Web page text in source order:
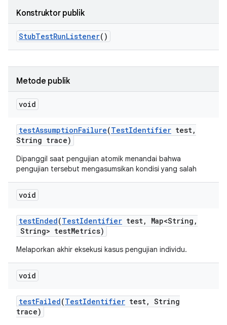
Konstruktor publik
StubTestRunListener()
Metode publik
void
testAssumptionFailure(TestIdentifier test,
String trace)
Dipanggil saat pengujian atomik menandai bahwa
pengujian tersebut mengasumsikan kondisi yang salah
void
testEnded(TestIdentifier test, Map<String ,
String> testMetrics)
Melaporkan akhir eksekusi kasus pengujian individu.
void
testFailed(TestIdentifier test, String
trace)